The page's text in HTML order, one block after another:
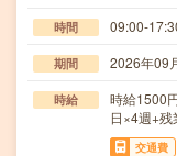
時間 09:00-
期間 2026年09
時給
時給1500
日×4週+残
交通費